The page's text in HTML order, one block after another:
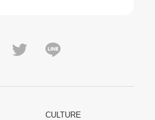
CULTURE